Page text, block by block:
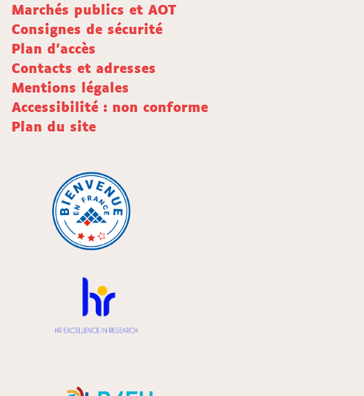
Marchés publics et AOT
Consignes de sécurité
Plan d'accès
Contacts et adresses
Mentions légales
Accessibilité : non conforme
Plan du site